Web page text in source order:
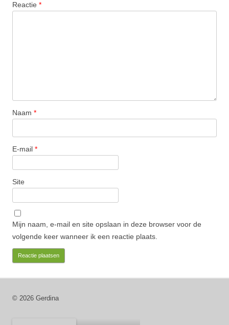
Reactie *
Naam *
E-mail *
Site
Mijn naam, e-mail en site opslaan in deze browser voor de
volgende keer wanneer ik een reactie plaats.
© 2026 Gerdina